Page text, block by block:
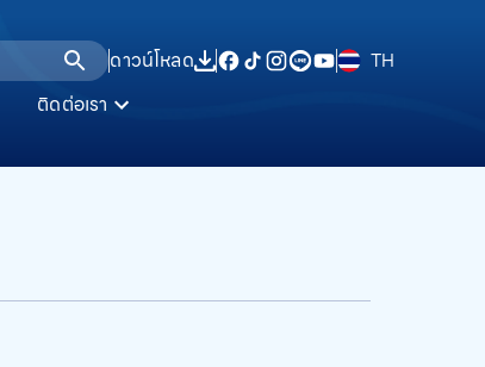
ดาวน์โหลด TH
ติดต่อเรา